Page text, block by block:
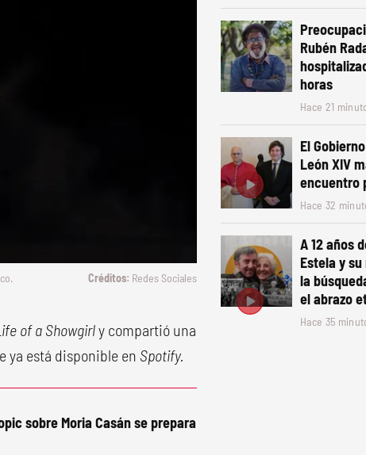
Redes Sociales
of a Showgirly compartió una
ya está disponible en Spotify.
sobre Moria Casán se prepara
Rubén
horas
Hace 21
El
León XIV
encuentro
Hace 32
A 12 años
Estela y
la
el abrazo
Hace 35